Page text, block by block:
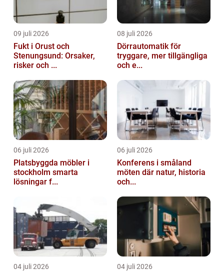
09 juli 2026
Fukt i Orust och
Stenungsund: Orsaker,
risker och ...
08 juli 2026
Dörrautomatik för
tryggare, mer tillgängliga
och e...
06 juli 2026
Platsbyggda möbler i
stockholm smarta
lösningar f...
06 juli 2026
Konferens i småland
möten där natur, historia
och...
04 juli 2026 04 juli 2026